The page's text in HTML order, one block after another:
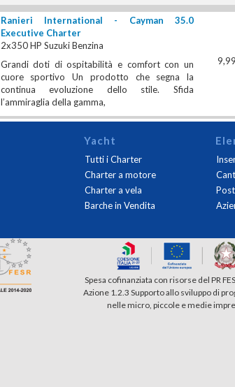
Ranieri International - Cayman 35.0
Executive Charter
2x350 HP Suzuki Benzina
Grandi doti di ospitabilità e comfort con un
cuore sportivo Un prodotto che segna la
continua evoluzione dello stile. Sfida
l’ammiraglia della gamma,
Yacht
Tutti i Charter
Charter a motore
Charter a vela
Barche in Vendita
Spesa cofinanziata con risorse del PR
Azione 1.2.3 Supporto allo sviluppo di
nelle micro, piccole e medie